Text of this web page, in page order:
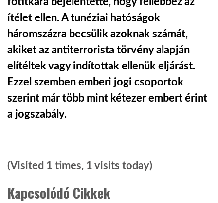
ítélet ellen. A tunéziai hatóságok
háromszázra becsülik azoknak számát,
akiket az antiterrorista törvény alapján
elítéltek vagy indítottak ellenük eljárást.
Ezzel szemben emberi jogi csoportok
szerint már több mint kétezer embert érint
a jogszabály.
(Visited 1 times, 1 visits today)
Kapcsolódó Cikkek